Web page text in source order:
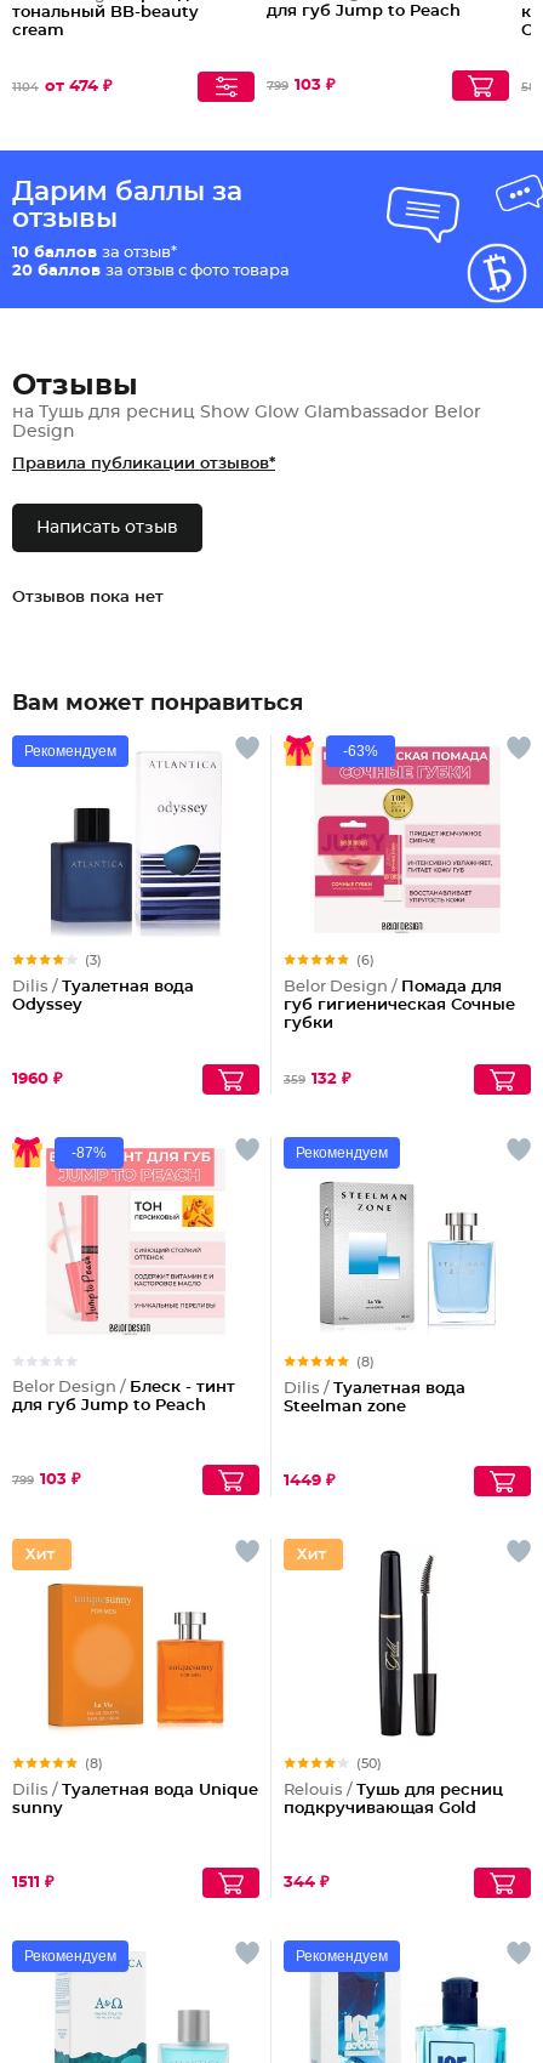
тональный BB-beauty
cream
1104 от 474 ₽
для губ Jump to Peach
799 103 ₽
Дарим баллы за
отзывы
10 баллов за отзыв*
20 баллов за отзыв с фото товара
Отзывы
на Тушь для ресниц Show Glow Glambassador Belor
Design
Правила публикации отзывов*
Написать отзыв
Отзывов пока нет
Вам может понравиться
Рекомендуем
(3)
Dilis / Туалетная вода
Odyssey
1960 ₽
-63%
(6)
Belor Design / Помада для
губ гигиеническая Сочные
губки
359 132 ₽
-87%
Belor Design / Блеск - тинт
для губ Jump to Peach
799 103 ₽
Рекомендуем
(8)
Dilis / Туалетная вода
Steelman zone
1449 ₽
(8)
Dilis / Туалетная вода Unique
sunny
1511 ₽
(50)
Relouis / Тушь для ресниц
подкручивающая Gold
344 ₽
Рекомендуем Рекомендуем